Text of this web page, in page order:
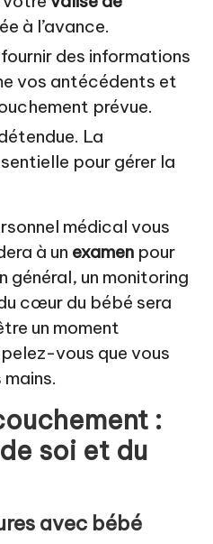
à l’avance.
des informations
vos antécédents et
prévue.
La
pour gérer la
médical vous
à un examen pour
général, un monitoring
cœur du bébé sera
un moment
vous que vous
:
soi et du
avec bébé